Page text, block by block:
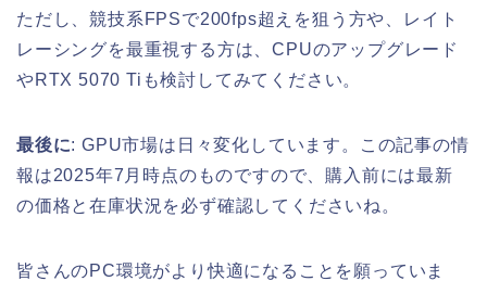
ただし、競技系FPSで200fps超えを狙う方や、レイト
レーシングを最重視する方は、CPUのアップグレード
やRTX 5070 Tiも検討してみてください。
最後に: GPU市場は日々変化しています。この記事の情
報は2025年7月時点のものですので、購入前には最新
の価格と在庫状況を必ず確認してくださいね。
皆さんのPC環境がより快適になることを願っていま